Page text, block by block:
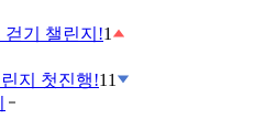
걷기 챌린지!1
지 첫진행!11